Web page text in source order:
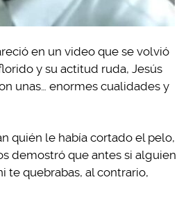
en un video que se volvió
y su actitud ruda, Jesús
unas… enormes cualidades y
quién le había cortado el pelo,
demostró que antes si alguien
te quebrabas, al contrario,